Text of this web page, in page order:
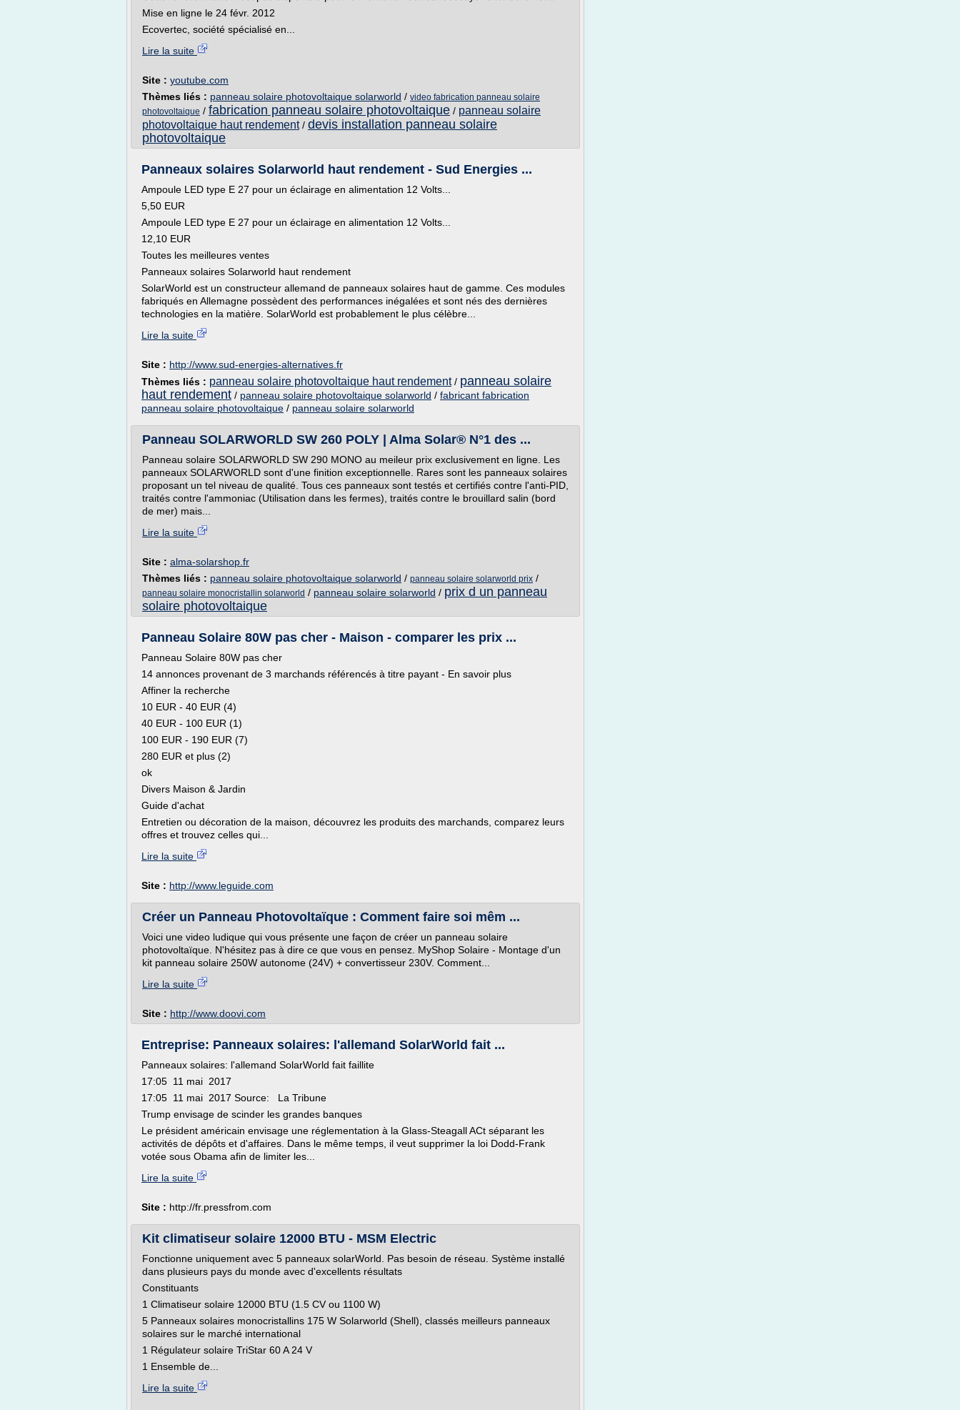
Mise en ligne le 24 févr. 2012
Ecovertec, société spécialisé en...
Lire la suite
Site : youtube.com
Thèmes liés : panneau solaire photovoltaique solarworld / video fabrication panneau solaire
photovoltaique / fabrication panneau solaire photovoltaique / panneau solaire
photovoltaique haut rendement/ devis installation panneau solaire
photovoltaique
Panneaux solaires Solarworld haut rendement - Sud Energies ...
Ampoule LED type E 27 pour un éclairage en alimentation 12 Volts...
5,50 EUR
Ampoule LED type E 27 pour un éclairage en alimentation 12 Volts...
12,10 EUR
Toutes les meilleures ventes
Panneaux solaires Solarworld haut rendement
SolarWorld est un constructeur allemand de panneaux solaires haut de gamme. Ces modules
fabriqués en Allemagne possèdent des performances inégalées et sont nés des dernières
technologies en la matière. SolarWorld est probablement le plus célèbre...
Lire la suite
Site : http://www.sud-energies-alternatives.fr
Thèmes liés : panneau solaire photovoltaique haut rendement/ panneau solaire
haut rendement / panneau solaire photovoltaique solarworld / fabricant fabrication
panneau solaire photovoltaique / panneau solaire solarworld
Panneau SOLARWORLD SW 260 POLY | Alma Solar® N°1 des ...
Panneau solaire SOLARWORLD SW 290 MONO au meileur prix exclusivement en ligne. Les
panneaux SOLARWORLD sont d'une finition exceptionnelle. Rares sont les panneaux solaires
proposant un tel niveau de qualité. Tous ces panneaux sont testés et certifiés contre l'anti-PID,
traités contre l'ammoniac (Utilisation dans les fermes), traités contre le brouillard salin (bord
de mer) mais...
Lire la suite
Site : alma-solarshop.fr
Thèmes liés : panneau solaire photovoltaique solarworld / panneau solaire solarworld prix /
panneau solaire monocristallin solarworld / panneau solaire solarworld / prix d un panneau
solaire photovoltaique
Panneau Solaire 80W pas cher - Maison - comparer les prix ...
Panneau Solaire 80W pas cher
14 annonces provenant de 3 marchands référencés à titre payant - En savoir plus
Affiner la recherche
10 EUR - 40 EUR (4)
40 EUR - 100 EUR (1)
100 EUR - 190 EUR (7)
280 EUR et plus (2)
ok
Divers Maison & Jardin
Guide d'achat
Entretien ou décoration de la maison, découvrez les produits des marchands, comparez leurs
offres et trouvez celles qui...
Lire la suite
Site : http://www.leguide.com
Créer un Panneau Photovoltaïque : Comment faire soi mêm ...
Voici une video ludique qui vous présente une façon de créer un panneau solaire
photovoltaïque. N'hésitez pas à dire ce que vous en pensez. MyShop Solaire - Montage d'un
kit panneau solaire 250W autonome (24V) + convertisseur 230V. Comment...
Lire la suite
Site : http://www.doovi.com
Entreprise: Panneaux solaires: l'allemand SolarWorld fait ...
Panneaux solaires: l'allemand SolarWorld fait faillite
17:05 11 mai 2017
17:05 11 mai 2017 Source: La Tribune
Trump envisage de scinder les grandes banques
Le président américain envisage une réglementation à la Glass-Steagall ACt séparant les
activités de dépôts et d'affaires. Dans le même temps, il veut supprimer la loi Dodd-Frank
votée sous Obama afin de limiter les...
Lire la suite
Site : http://fr.pressfrom.com
Kit climatiseur solaire 12000 BTU - MSM Electric
Fonctionne uniquement avec 5 panneaux solarWorld. Pas besoin de réseau. Système installé
dans plusieurs pays du monde avec d'excellents résultats
Constituants
1 Climatiseur solaire 12000 BTU (1.5 CV ou 1100 W)
5 Panneaux solaires monocristallins 175 W Solarworld (Shell), classés meilleurs panneaux
solaires sur le marché international
1 Régulateur solaire TriStar 60 A 24 V
1 Ensemble de...
Lire la suite